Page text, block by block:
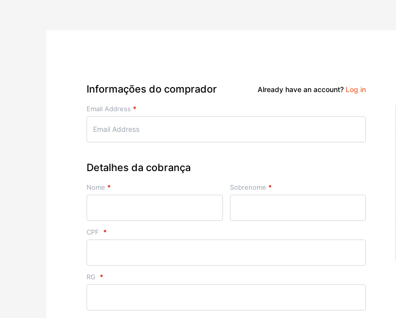
Informações do comprador Already have an account? Log in
Email Address *
Detalhes da cobrança
Nome * Sobrenome *
CPF *
RG *